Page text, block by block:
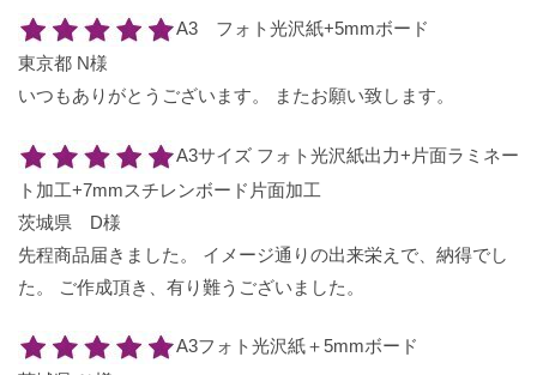
A3 フォト光沢紙+5mmボード
東京都 N様
いつもありがとうございます。 またお願い致します。
A3サイズ フォト光沢紙出力+片面ラミネー
ト加工+7mmスチレンボード片面加工
茨城県 D様
先程商品届きました。 イメージ通りの出来栄えで、納得でし
た。 ご作成頂き、有り難うございました。
A3フォト光沢紙＋5mmボード